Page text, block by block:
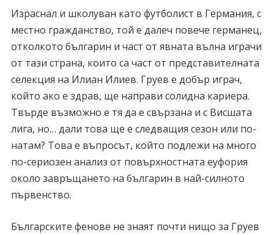
Израснал и школуван като футболист в Германия, с
местно гражданство, той е далеч повече германец,
отколкото българин и част от явната вълна играчи
от тази страна, които са част от представителната
селекция на Илиан Илиев. Груев е добър играч,
който ако е здрав, ще направи солидна кариера.
Твърде възможно е тя да е свързана и с Висшата
лига, но… дали това ще е следващия сезон или по-
натам? Това е въпросът, който подлежи на много
по-сериозен анализ от повърхностната еуфория
около завръщането на българин в най-силното
първенство.
Българските фенове не знаят почти нищо за Груев